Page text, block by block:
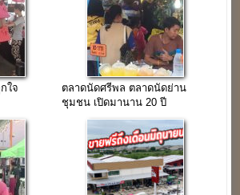
ใจ
ตลาดนัดศรีพล ตลาดนัดย่าน
ชุมชน เปิดมานาน 20 ปี